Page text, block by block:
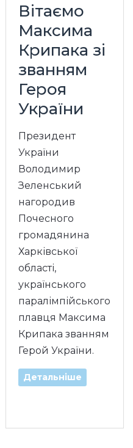
Вітаємо
Максима
Крипака зі
званням
Героя
України
Президент
України
Володимир
Зеленський
нагородив
Почесного
громадянина
Харківської
області,
українського
паралімпійського
плавця Максима
Крипака званням
Герой України.
Детальніше